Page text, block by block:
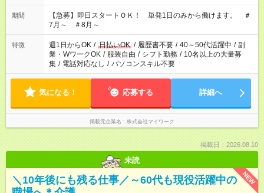
22：00 ・22：00～翌6：00 など
期間
【急募】即日スタートＯＫ！ 単発1日のみから働けます。 ＃
7月～ ＃8月～
特徴 週1日からOK / 日払いOK / 履歴書不要 / 40～50代活躍中 / 副
業・WワークOK / 服装自由 / シフト勤務 / 10名以上の大量募
集 / 電話対応なし / パソコンスキル不要
気になる！ 応募する 詳細へ
掲載元企業名 株式会社マイワーク
掲載日：2026.08.10
未読
NEW
＼10年後にも残る仕事／～60代も現役活躍中の